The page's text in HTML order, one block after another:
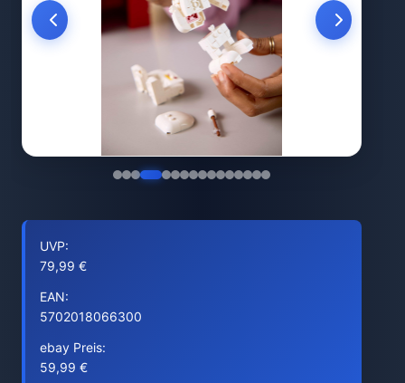
UVP:
79,99 €
EAN:
5702018066300
ebay Preis:
59,99 €